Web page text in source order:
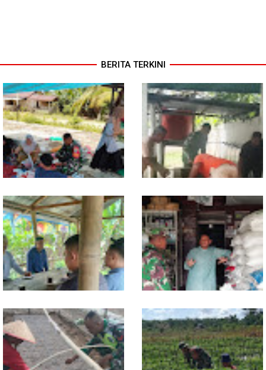
BERITA TERKINI
Dari Pasar Mingguan, Babinsa
Pantau Sembako dan Jaga
Kondusivitas Wilayah
Babinsa Ajak Warga Bergerak,
Penampungan Air Masjid Al
Hikmah Dibersihkan
Jelang Seleksi Komcad, Plh.
Pasiter Kodim
0118/Subulussalam Bekali
Pemuda dengan Motivasi
Komsos dengan Pedagang,
Babinsa Rundeng Cek
Ketersediaan Pupuk bagi
Petani